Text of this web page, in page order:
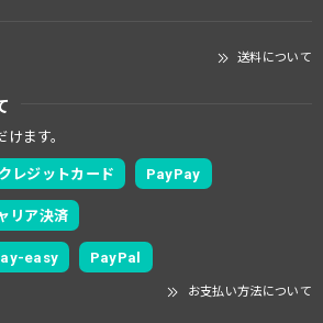
送料について
ます。
クレジットカード PayPay
リア決済
easy PayPal
お支払い方法について